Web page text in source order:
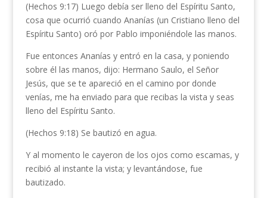
(Hechos 9:17) Luego debía ser lleno del Espíritu Santo,
cosa que ocurrió cuando Ananías (un Cristiano lleno del
Espíritu Santo) oró por Pablo imponiéndole las manos.
Fue entonces Ananías y entró en la casa, y poniendo
sobre él las manos, dijo: Hermano Saulo, el Señor
Jesús, que se te apareció en el camino por donde
venías, me ha enviado para que recibas la vista y seas
lleno del Espíritu Santo.
(Hechos 9:18) Se bautizó en agua.
Y al momento le cayeron de los ojos como escamas, y
recibió al instante la vista; y levantándose, fue
bautizado.